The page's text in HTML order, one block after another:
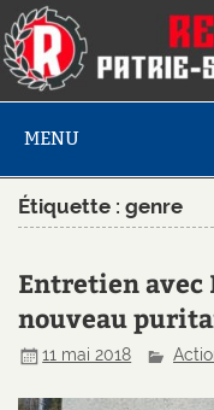
MENU
Étiquette :genre
Entretien avec
nouveau
11 mai 2018